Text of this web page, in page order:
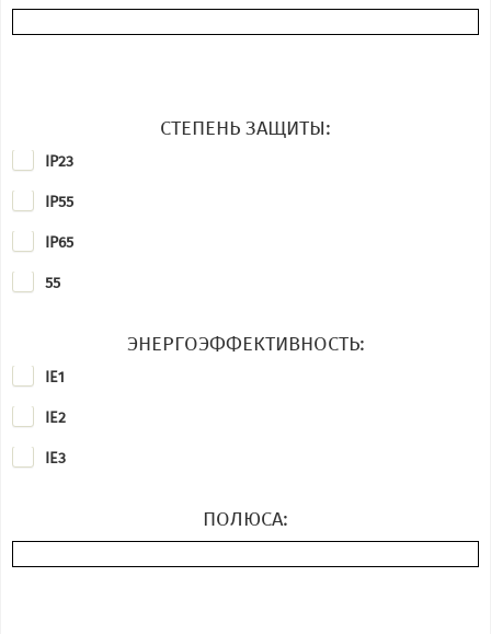
Hoyer
Oemer
Parker
Rehfuss
Sew-Eurodrive
СТЕПЕНЬ ЗАЩИТЫ:
IP23
IP55
IP65
55
ЭНЕРГОЭФФЕКТИВНОСТЬ:
IE1
IE2
IE3
ПОЛЮСА: